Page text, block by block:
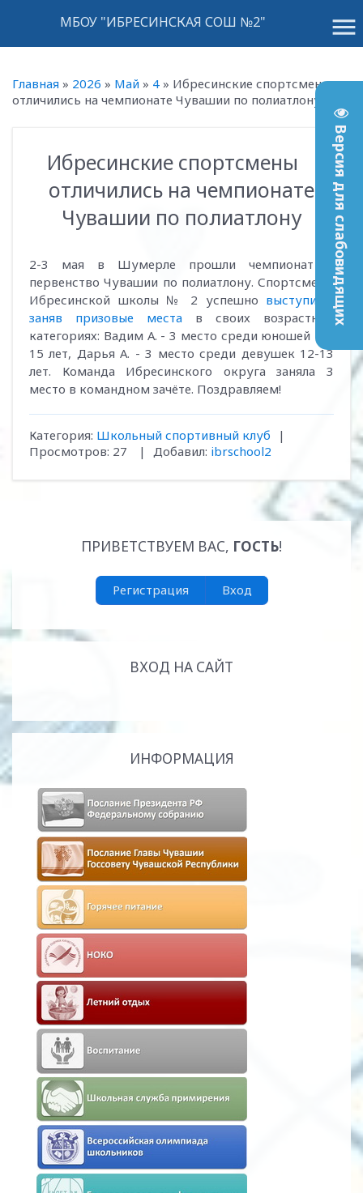
Версия для слабовидящих
menu
МБОУ "ИБРЕСИНСКАЯ СОШ №2"
Главная » 2026 » Май » 4 » Ибресинские спортсмены
отличились на чемпионате Чувашии по полиатлону
Ибресинские спортсмены
отличились на чемпионате
Чувашии по полиатлону
2-3 мая в Шумерле прошли чемпионат и
первенство Чувашии по полиатлону. Спортсмены
Ибресинской школы № 2 успешно выступили,
заняв призовые места в своих возрастных
категориях: Вадим А. - 3 место среди юношей 14-
15 лет, Дарья А. - 3 место среди девушек 12-13
лет. Команда Ибресинского округа заняла 3
место в командном зачёте. Поздравляем!
Категория: Школьный спортивный клуб
|
Просмотров: 27 | Добавил: ibrschool2
ПРИВЕТСТВУЕМ ВАС, ГОСТЬ!
Регистрация Вход
ВХОД НА САЙТ
ИНФОРМАЦИЯ